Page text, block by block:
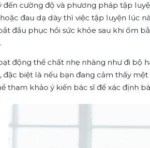
đến cường độ và phương pháp tập
đau dạ dày thì việc tập luyện lúc
đầu phục hồi sức khỏe sau khi ốm
động thể chất nhẹ nhàng như đi bộ
đặc biệt là nếu bạn đang cảm thấy
tham khảo ý kiến bác sĩ để xác định